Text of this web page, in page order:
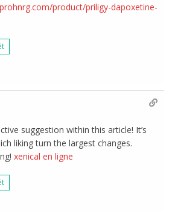
product/priligy-dapoxetine-
suggestion within this article! It’s
liking turn the largest changes.
xenical en ligne